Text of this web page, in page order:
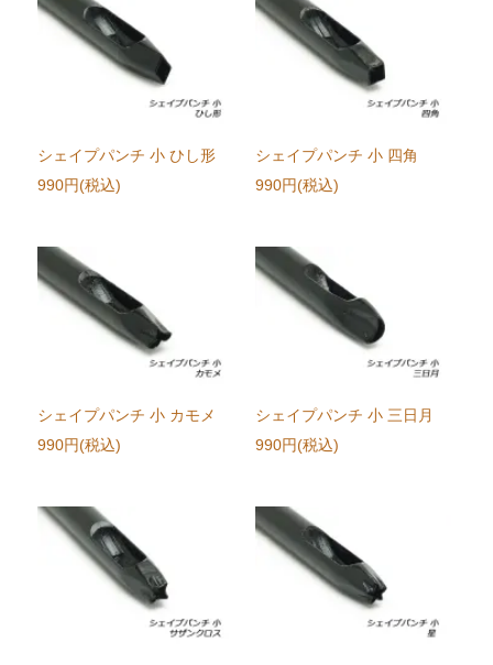
シェイプパンチ 小 ひし形
990円(税込)
シェイプパンチ 小 四角
990円(税込)
シェイプパンチ 小 カモメ
990円(税込)
シェイプパンチ 小 三日月
990円(税込)